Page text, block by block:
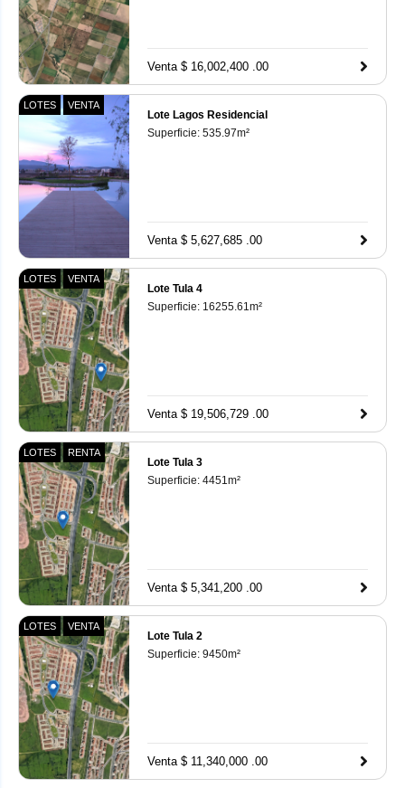
Venta $ 16,002,400 .00
LOTES VENTA
Lote Lagos Residencial
Superficie: 535.97m²
Venta $ 5,627,685 .00
LOTES VENTA
Lote Tula 4
Superficie: 16255.61 m²
Venta $ 19,506,729 .00
LOTES RENTA
Lote Tula 3
Superficie: 4451 m²
Venta $ 5,341,200 .00
LOTES VENTA
Lote Tula 2
Superficie: 9450m²
Venta $ 11,340,000 .00